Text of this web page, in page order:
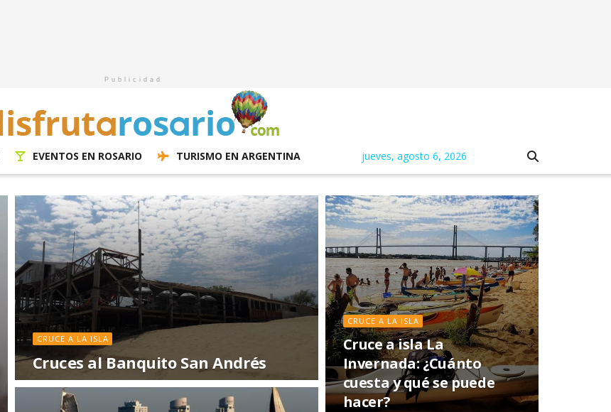
Publicidad
EVENTOS EN ROSARIO TURISMO EN ARGENTINA jueves, agosto 6, 2026
CRUCE A LA ISLA
Cruces al Banquito San Andrés
CRUCE A LA ISLA
Cruce a isla La
Invernada: ¿Cuánto
cuesta y qué se puede
hacer?